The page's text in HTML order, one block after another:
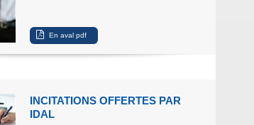
INCITATIONS OFFERTES PAR
IDAL